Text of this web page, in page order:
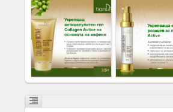
YEPSE.COM
About
us
Agreement